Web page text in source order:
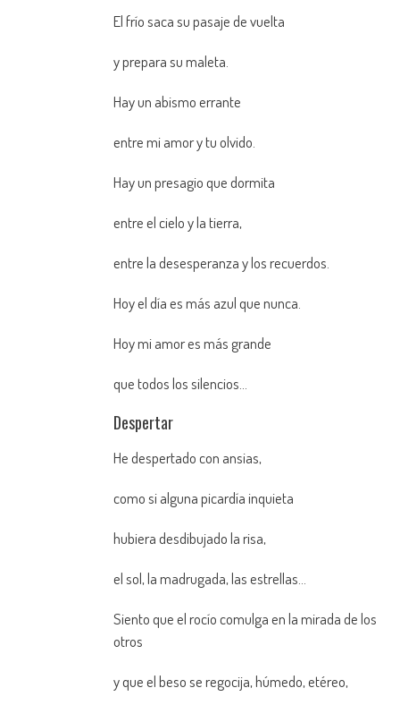
El frío saca su pasaje de vuelta
y prepara su maleta.
Hay un abismo errante
entre mi amor y tu olvido.
Hay un presagio que dormita
entre el cielo y la tierra,
entre la desesperanza y los recuerdos.
Hoy el día es más azul que nunca.
Hoy mi amor es más grande
que todos los silencios…
Despertar
He despertado con ansias,
como si alguna picardía inquieta
hubiera desdibujado la risa,
el sol, la madrugada, las estrellas…
Siento que el rocío comulga en la mirada de los
otros
y que el beso se regocija, húmedo, etéreo,